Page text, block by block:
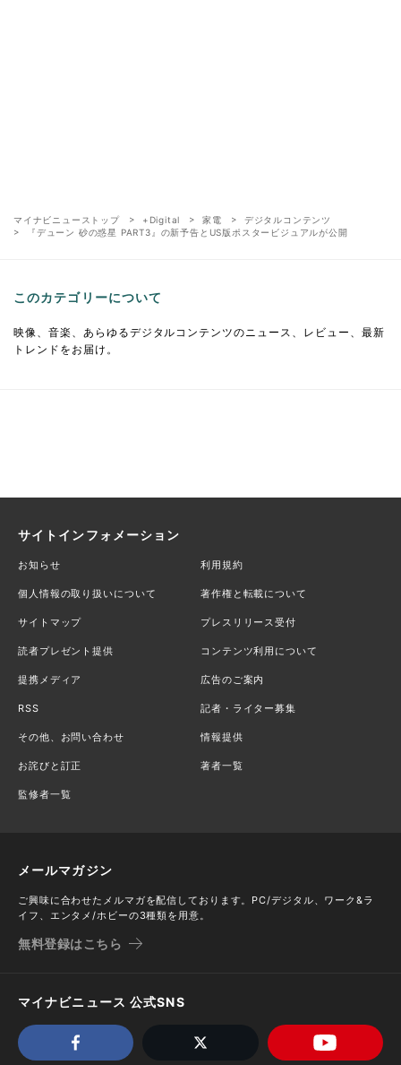
マイナビニューストップ +Digital 家電
デジタルコンテンツ
『デューン 砂の惑星 PART3』の新予告とUS版ポスタービジュアルが公開
このカテゴリーについて
映像、音楽、あらゆるデジタルコンテンツのニュース、レビュー、最新
トレンドをお届け。
サイトインフォメーション
お知らせ 利用規約
個人情報の取り扱いについて 著作権と転載について
サイトマップ プレスリリース受付
読者プレゼント提供 コンテンツ利用について
提携メディア 広告のご案内
RSS 記者・ライター募集
その他、お問い合わせ 情報提供
お詫びと訂正 著者一覧
監修者一覧
メールマガジン
ご興味に合わせたメルマガを配信しております。PC/デジタル、ワーク&ラ
イフ、エンタメ/ホビーの3種類を用意。
無料登録はこちら
マイナビニュース 公式SNS